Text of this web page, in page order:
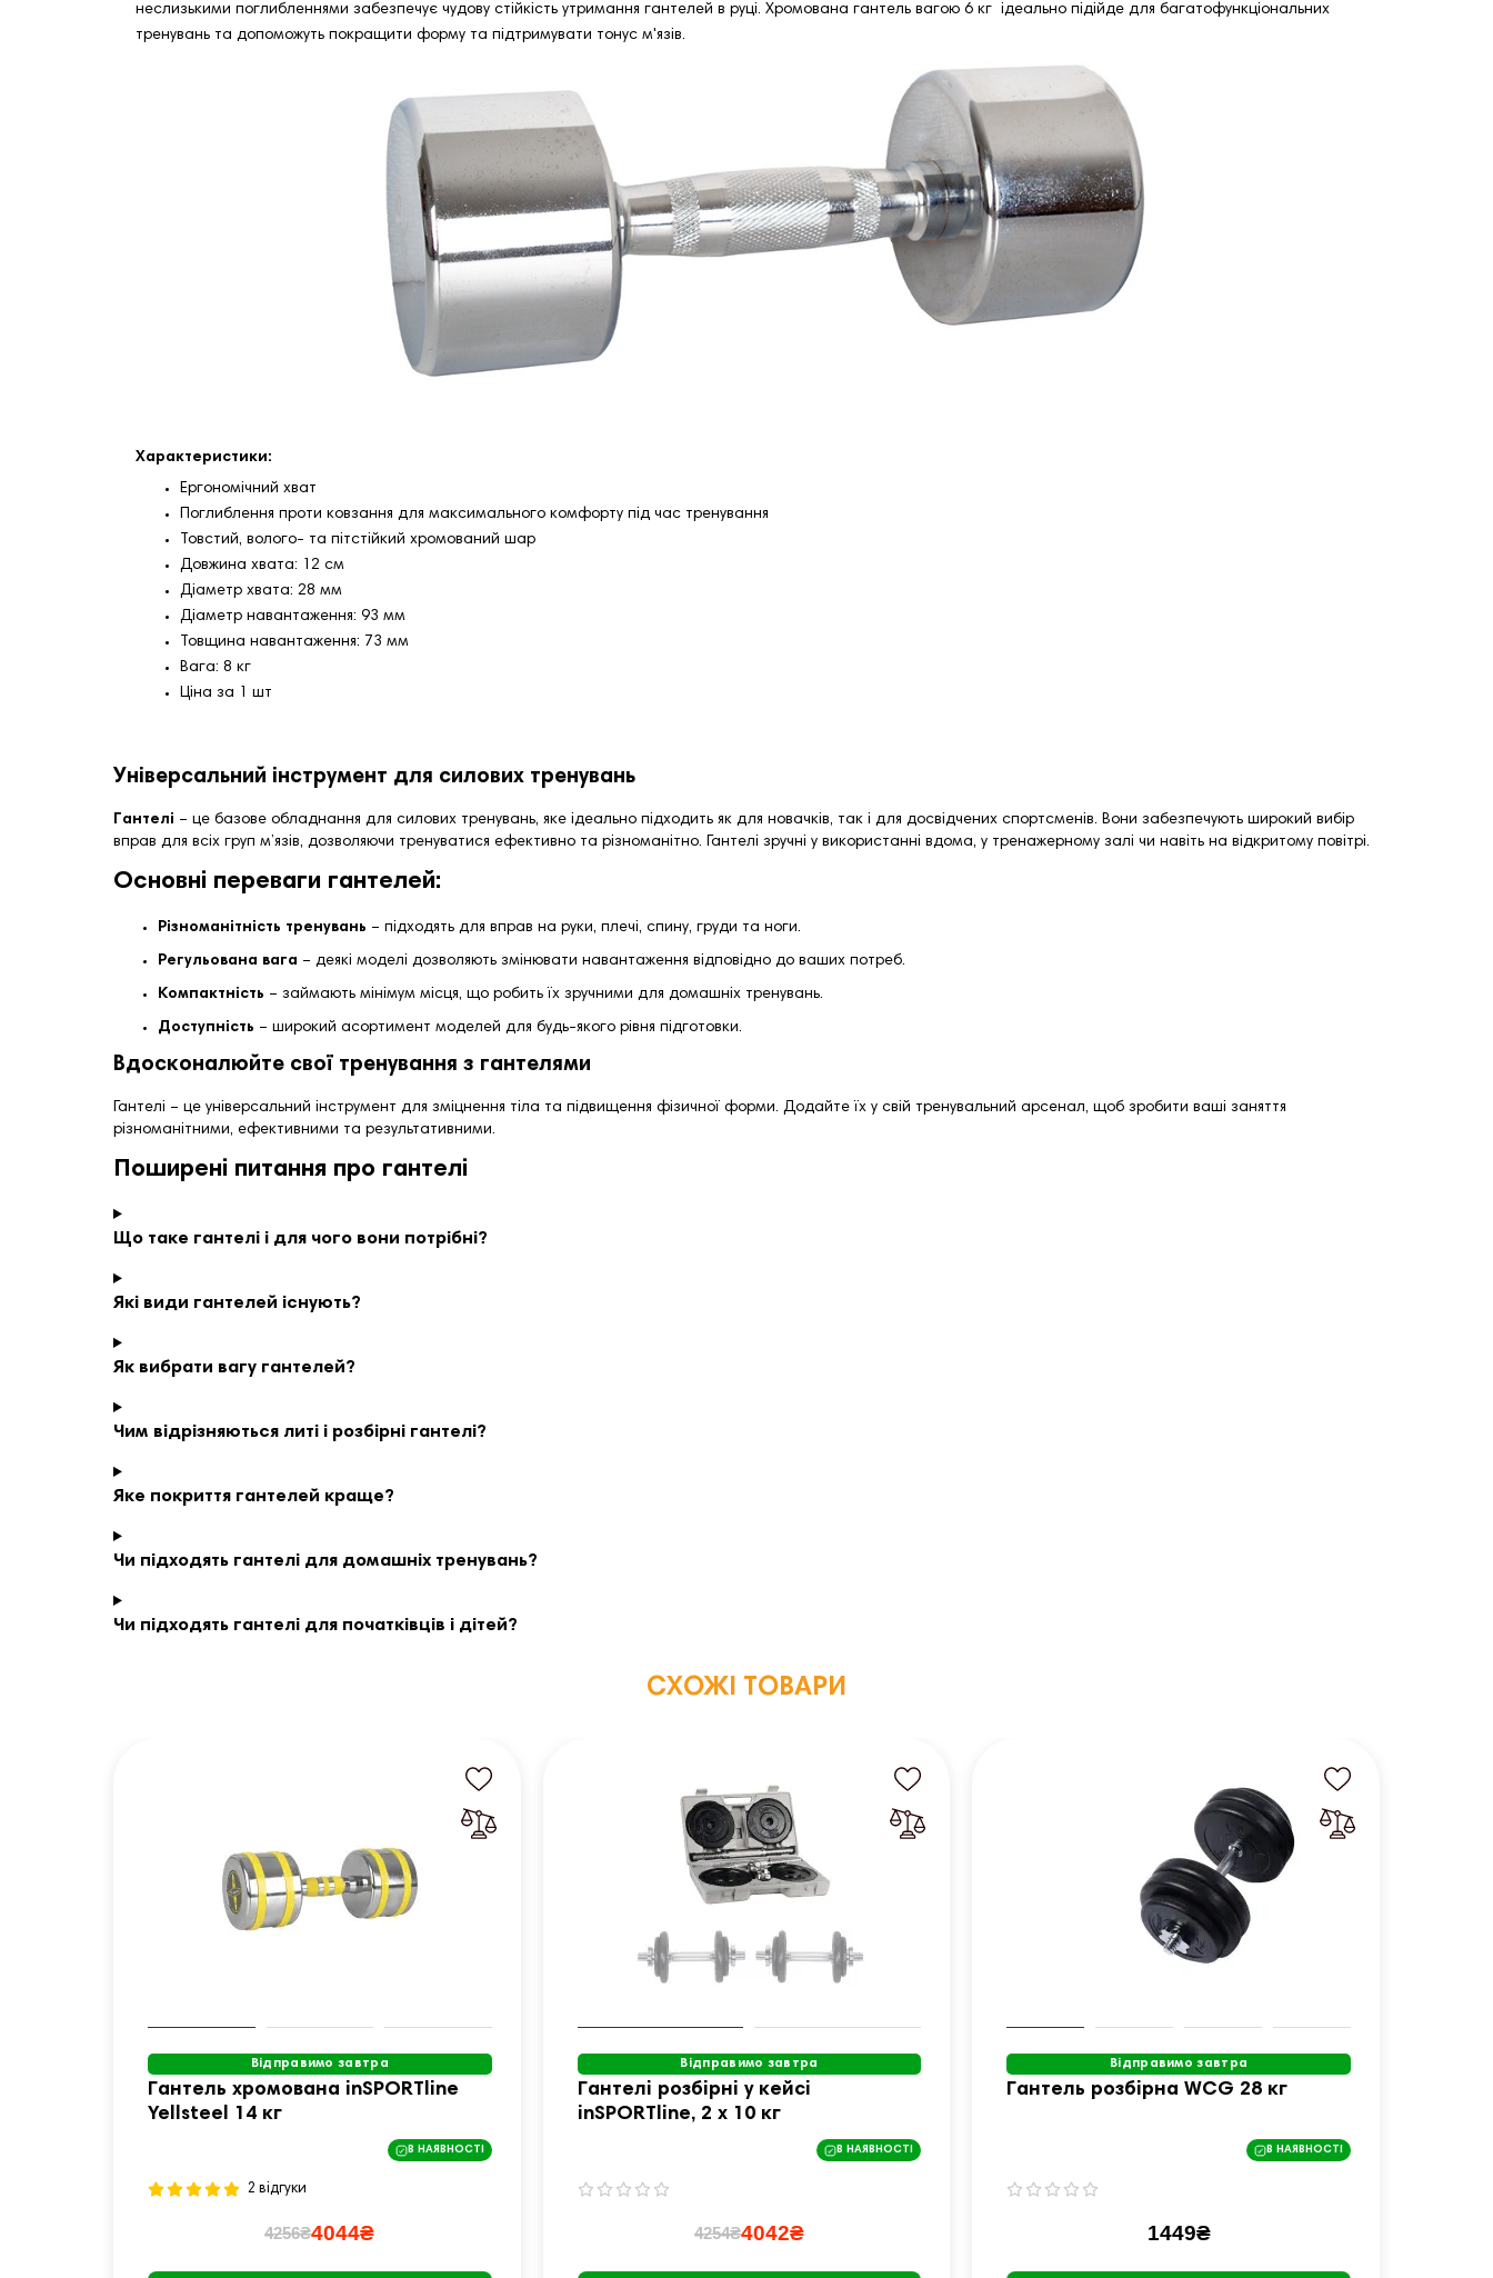
неслизькими поглибленнями забезпечує чудову стійкість утримання гантелей в руці. Хромована гантель вагою 6 кг ідеально підійде для багатофункціональних
тренувань та допоможуть покращити форму та підтримувати тонус м'язів.
Характеристики:
Ергономічний хват
Поглиблення проти ковзання для максимального комфорту під час тренування
Товстий, волого- та пітстійкий хромований шар
Довжина хвата: 12 см
Діаметр хвата: 28 мм
Діаметр навантаження: 93 мм
Товщина навантаження: 73 мм
Вага: 8 кг
Ціна за 1 шт
Універсальний інструмент для силових тренувань
Гантелі – це базове обладнання для силових тренувань, яке ідеально підходить як для новачків, так і для досвідчених спортсменів. Вони забезпечують широкий вибір
вправ для всіх груп м’язів, дозволяючи тренуватися ефективно та різноманітно. Гантелі зручні у використанні вдома, у тренажерному залі чи навіть на відкритому повітрі.
Основні переваги гантелей:
Різноманітність тренувань – підходять для вправ на руки, плечі, спину, груди та ноги.
Регульована вага – деякі моделі дозволяють змінювати навантаження відповідно до ваших потреб.
Компактність – займають мінімум місця, що робить їх зручними для домашніх тренувань.
Доступність – широкий асортимент моделей для будь-якого рівня підготовки.
Вдосконалюйте свої тренування з гантелями
Гантелі – це універсальний інструмент для зміцнення тіла та підвищення фізичної форми. Додайте їх у свій тренувальний арсенал, щоб зробити ваші заняття
різноманітними, ефективними та результативними.
Поширені питання про гантелі
Що таке гантелі і для чого вони потрібні?
Які види гантелей існують?
Як вибрати вагу гантелей?
Чим відрізняються литі і розбірні гантелі?
Яке покриття гантелей краще?
Чи підходять гантелі для домашніх тренувань?
Чи підходять гантелі для початківців і дітей?
СХОЖІ ТОВАРИ
Відправимо завтра
Гантель хромована inSPORTline
Yellsteel 14 кг
В НАЯВНОСТІ
2 відгуки
4256₴4044₴
Відправимо завтра
Гантелі розбірні у кейсі
inSPORTline, 2 x 10 кг
В НАЯВНОСТІ
4254₴4042₴
Відправимо завтра
Гантель розбірна WCG 28 кг
В НАЯВНОСТІ
1449₴